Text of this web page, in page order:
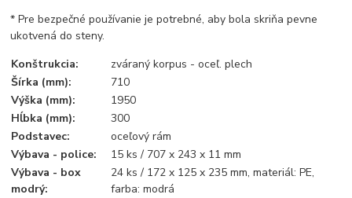
* Pre bezpečné používanie je potrebné, aby bola skriňa pevne
ukotvená do steny.
Konštrukcia:
zváraný korpus - oceľ. plech
Šírka (mm):
710
Výška (mm):
1950
Hĺbka (mm):
300
Podstavec:
oceľový rám
Výbava - police:
15 ks / 707 x 243 x 11 mm
Výbava - box
modrý:
24 ks / 172 x 125 x 235 mm, materiál: PE,
farba: modrá